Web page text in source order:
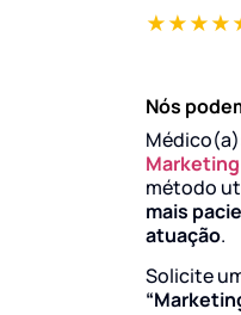
Nós
método
mais
atuação.
Solicite